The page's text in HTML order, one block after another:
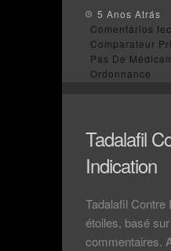
5 Anos Atrás
Comentários
Comparateur
Pas De
Ordonnance
Tadalafil
Indication
Tadalafil Contre
étoiles, basé sur
commentaires.